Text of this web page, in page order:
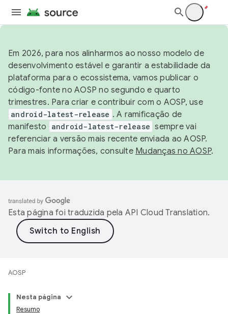
Em 2026, para nos alinharmos ao nosso modelo de
desenvolvimento estável e garantir a estabilidade da
plataforma para o ecossistema, vamos publicar o
código-fonte no AOSP no segundo e quarto
trimestres. Para criar e contribuir com o AOSP, use
android-latest-release . A ramificação de
manifesto
android-latest-release sempre vai
referenciar a versão mais recente enviada ao AOSP.
Para mais informações, consulte Mudanças no AOSP.
Esta página foi traduzida pela API Cloud Translation.
AOSP
Nesta página
Resumo